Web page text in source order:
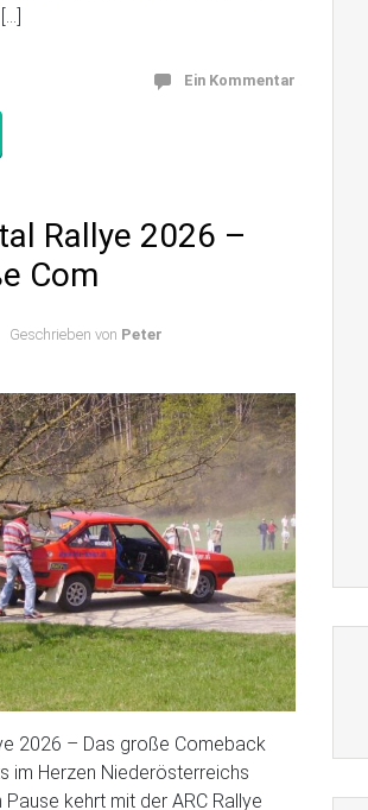
Ein Kommentar
Rallye 2026 –
Com
Geschrieben von Peter
2026 – Das große Comeback
im Herzen Niederösterreichs
kehrt mit der ARC Rallye